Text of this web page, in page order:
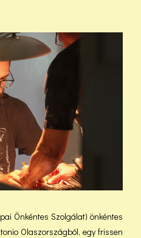
Önkéntes Szolgálat) önkéntes
Olaszországból, egy frissen